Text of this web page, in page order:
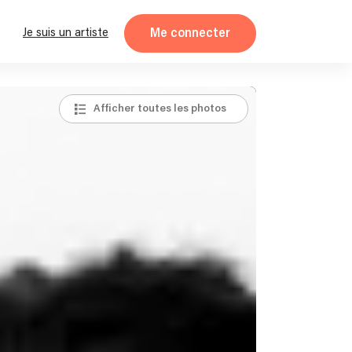
Je suis un artiste Me connecter
Afficher toutes les photos